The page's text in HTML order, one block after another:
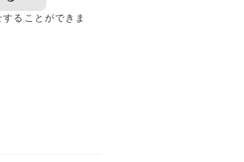
ることができま